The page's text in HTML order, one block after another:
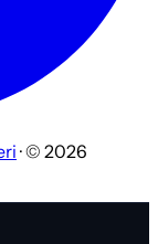
· © 2026